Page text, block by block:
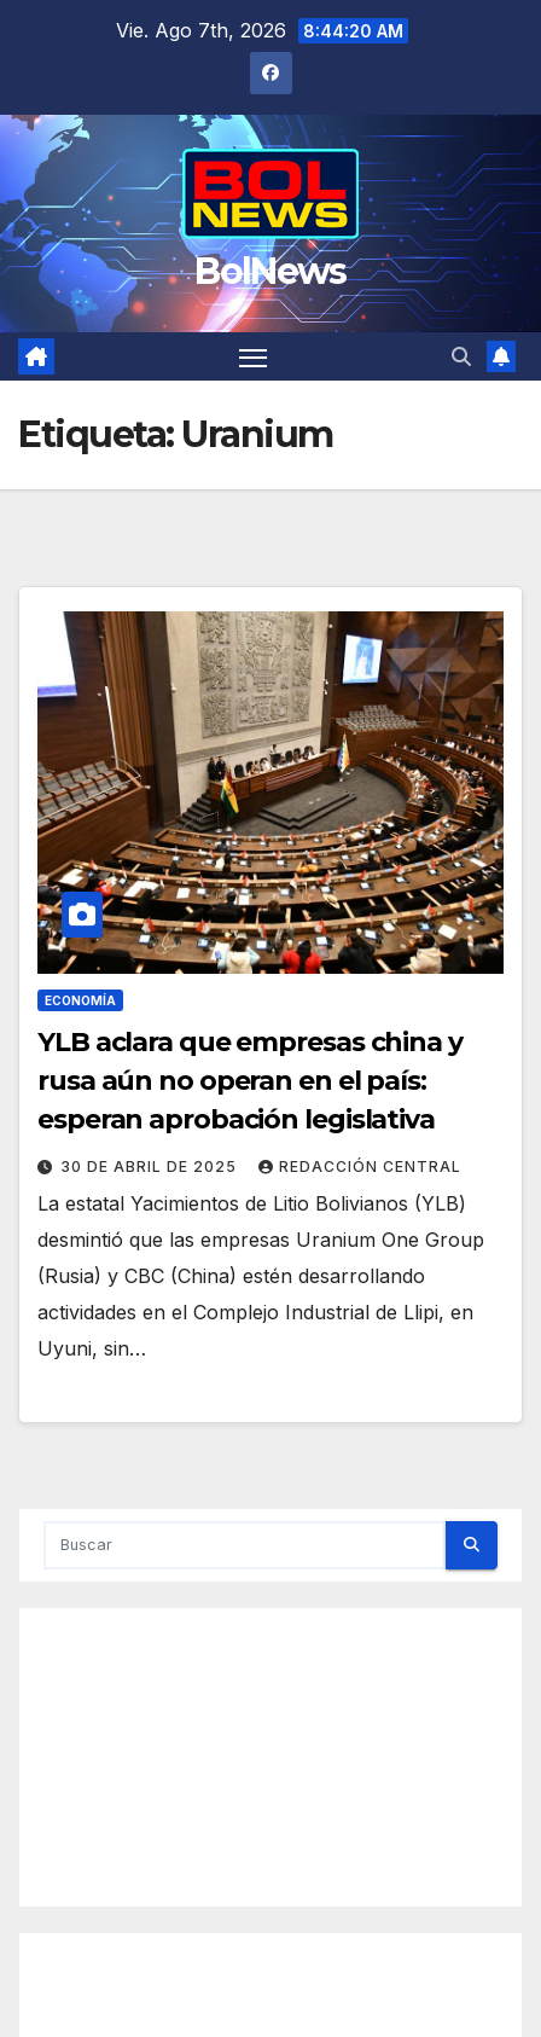
Vie. Ago 7th, 2026 8:44:20 AM
BolNews
Etiqueta: Uranium
ECONOMÍA
YLB aclara que empresas china y
rusa aún no operan en el país:
esperan aprobación legislativa
30 DE ABRIL DE 2025 REDACCIÓN CENTRAL
La estatal Yacimientos de Litio Bolivianos (YLB)
desmintió que las empresas Uranium One Group
(Rusia) y CBC (China) estén desarrollando
actividades en el Complejo Industrial de Llipi, en
Uyuni, sin…